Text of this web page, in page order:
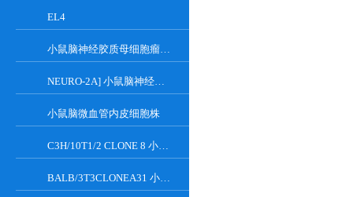
EL4
小鼠脑神经胶质母细胞瘤瘤株
NEURO-2A] 小鼠脑神经瘤细胞
小鼠脑微血管内皮细胞株
C3H/10T1/2 CLONE 8 小鼠胚胎成纤维细胞系
BALB/3T3CLONEA31 小鼠胚胎成纤维细胞